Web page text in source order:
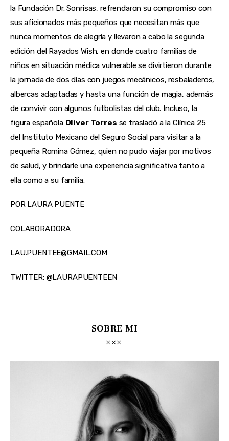
la Fundación Dr. Sonrisas, refrendaron su compromiso con
sus aficionados más pequeños que necesitan más que
nunca momentos de alegría y llevaron a cabo la segunda
edición del Rayados Wish, en donde cuatro familias de
niños en situación médica vulnerable se divirtieron durante
la jornada de dos días con juegos mecánicos, resbaladeros,
albercas adaptadas y hasta una función de magia, además
de convivir con algunos futbolistas del club. Incluso, la
figura española Oliver Torres se trasladó a la Clínica 25
del Instituto Mexicano del Seguro Social para visitar a la
pequeña Romina Gómez, quien no pudo viajar por motivos
de salud, y brindarle una experiencia significativa tanto a
ella como a su familia.
POR LAURA PUENTE
COLABORADORA
LAU.PUENTEE@GMAIL.COM
TWITTER: @LAURAPUENTEEN
SOBRE MI